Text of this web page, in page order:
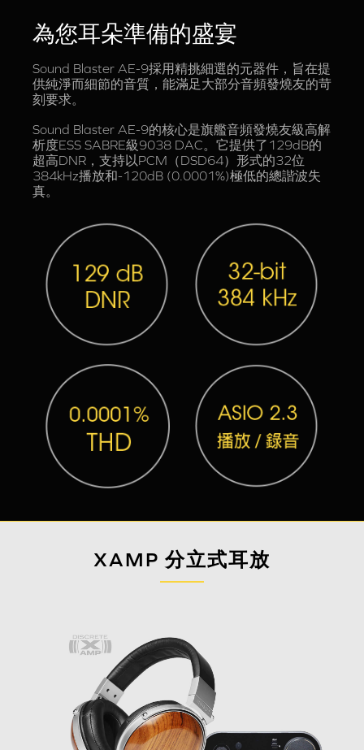
為您耳朵準備的盛宴
Sound Blaster AE-9採用精挑細選的元器件，旨在提
供純淨而細節的音質，能滿足大部分音頻發燒友的苛
刻要求。
Sound Blaster AE-9的核心是旗艦音頻發燒友級高解
析度ESS SABRE級9038 DAC。它提供了129dB的
超高DNR，支持以PCM（DSD64）形式的32位
384kHz播放和-120dB (0.0001%)極低的總諧波失
真。
XAMP 分立式耳放